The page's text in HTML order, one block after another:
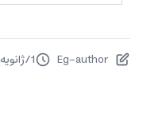
Eg-author
1
/ژانویه